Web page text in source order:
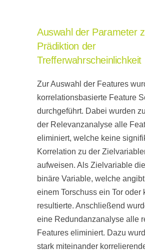
Auswahl der Parameter
Prädiktion der
Trefferwahrscheinlichkeit
Zur Auswahl der Features
korrelationsbasierte Feature
durchgeführt. Dabei wurden
der Relevanzanalyse alle
eliminiert, welche keine
Korrelation zu der
aufweisen. Als Zielvariable
binäre Variable, welche
einem Torschuss ein Tor oder
resultierte. Anschließend
eine Redundanzanalyse alle
Features eliminiert. Dazu
stark miteinander